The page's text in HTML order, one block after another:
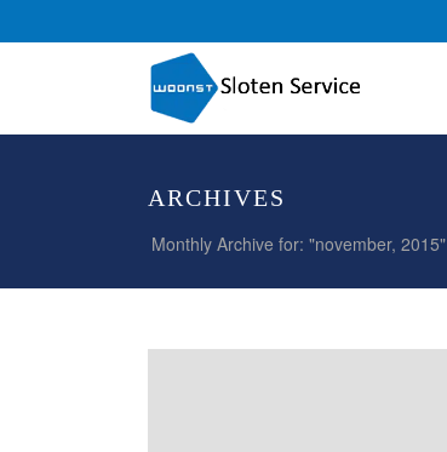
ARCHIVES
Monthly Archive for: "november, 2015"